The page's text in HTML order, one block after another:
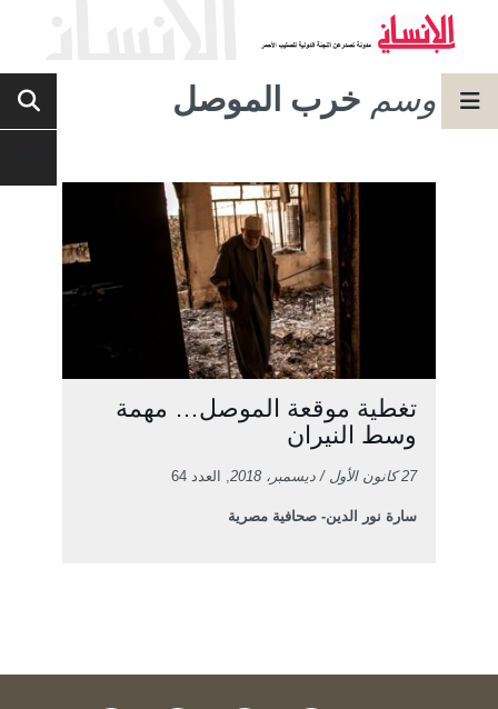
وسم خرب الموصل
تغطية موقعة الموصل… مهمة
وسط النيران
27 كانون الأول / ديسمبر، 2018 , العدد 64
سارة نور الدين- صحافية مصرية